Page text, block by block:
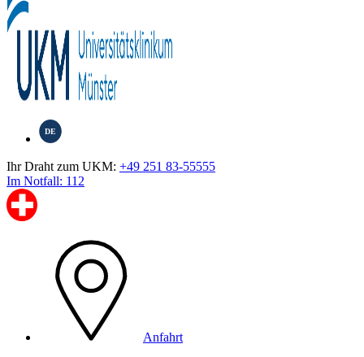
DE
Ihr Draht zum UKM: +49 251 83-55555
Im Notfall: 112
Anfahrt